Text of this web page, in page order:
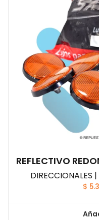
REFLECTIVO
DIRECCIONALES
$